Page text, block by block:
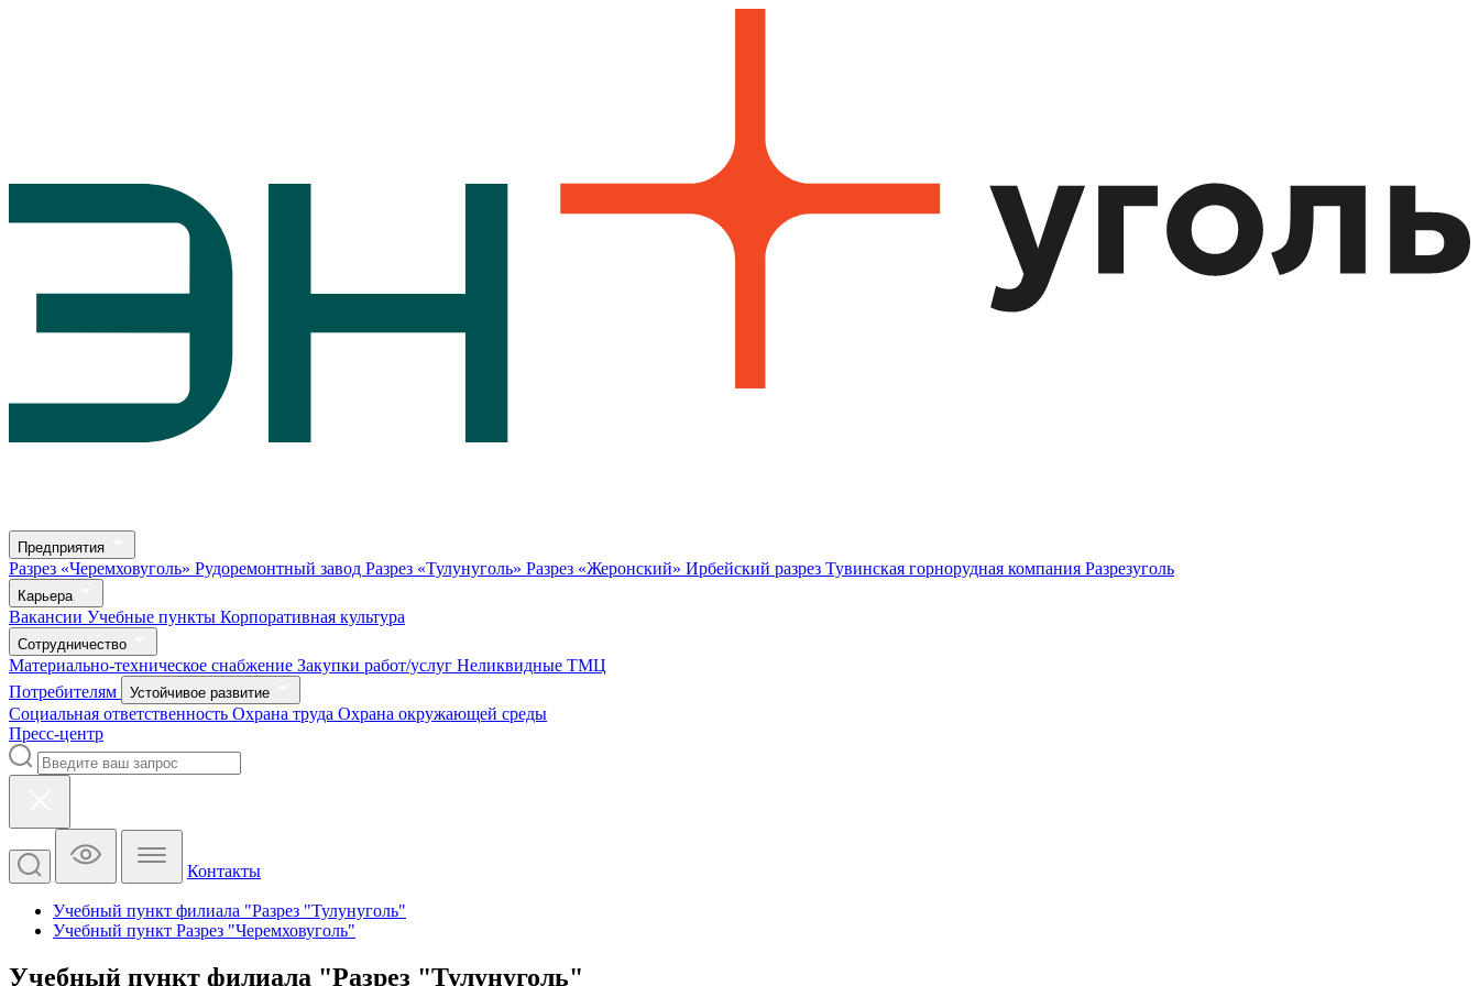
Предприятия
Разрез «Черемховуголь» Рудоремонтный завод Разрез «Тулунуголь» Разрез «Жеронский» Ирбейский разрез Тувинская горнорудная компания Разрезуголь
Карьера
Вакансии Учебные пункты Корпоративная культура
Сотрудничество
Материально-техническое снабжение Закупки работ/услуг Неликвидные ТМЦ
Потребителям
Устойчивое развитие
Социальная ответственность Охрана труда Охрана окружающей среды
Пресс-центр
Контакты
Учебный пункт филиала "Разрез "Тулунуголь"
Учебный пункт Разрез "Черемховуголь"
Учебный пункт филиала "Разрез "Тулунуголь"